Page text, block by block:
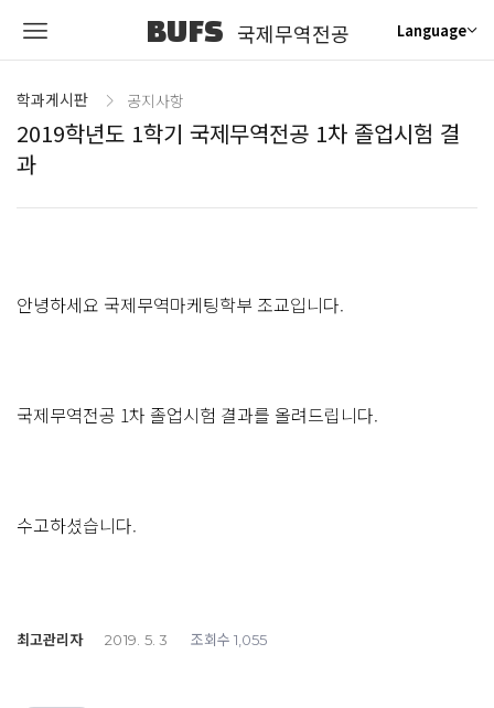
BUFS 국제무역전공 Language
학과게시판 공지사항
2019학년도 1학기 국제무역전공 1차 졸업시험 결
과
안녕하세요 국제무역마케팅학부 조교입니다.
국제무역전공 1차 졸업시험 결과를 올려드립니다.
수고하셨습니다.
최고관리자 2019. 5. 3 조회수 1,055